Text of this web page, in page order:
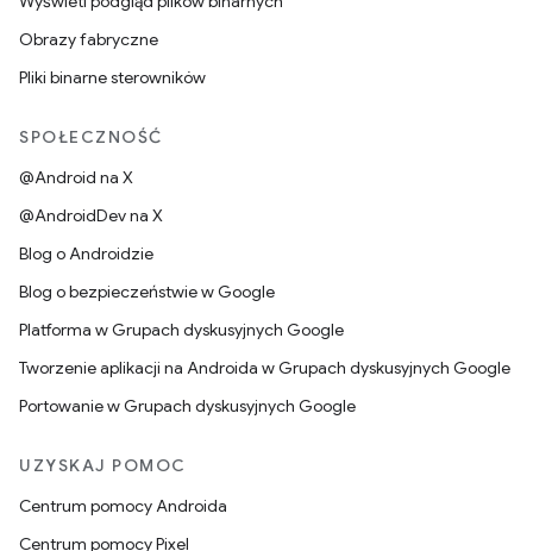
Obrazy fabryczne
Pliki binarne sterowników
SPOŁECZNOŚĆ
@Android na X
@AndroidDev na X
Blog o Androidzie
Blog o bezpieczeństwie w Google
Platforma w Grupach dyskusyjnych Google
Tworzenie aplikacji na Androida w Grupach dyskusyjnych Google
Portowanie w Grupach dyskusyjnych Google
UZYSKAJ POMOC
Centrum pomocy Androida
Centrum pomocy Pixel